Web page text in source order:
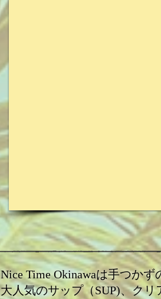
Nice Time Okinawaは手つか
大人気のサップ（SUP)、ク